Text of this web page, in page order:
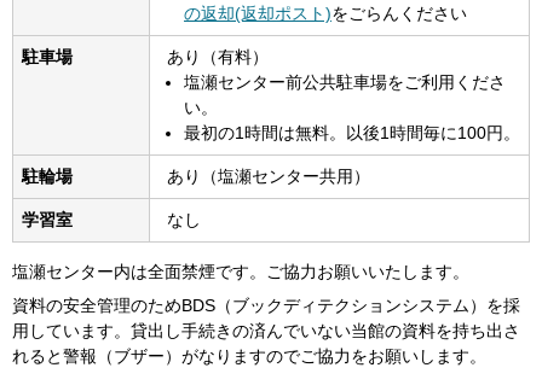
の返却(返却ポスト)をごらんください
駐車場
あり（有料）
塩瀬センター前公共駐車場をご利用くださ
い。
最初の1時間は無料。以後1時間毎に100円。
駐輪場 あり（塩瀬センター共用）
学習室 なし
塩瀬センター内は全面禁煙です。ご協力お願いいたします。
資料の安全管理のためBDS（ブックディテクションシステム）を採
用しています。貸出し手続きの済んでいない当館の資料を持ち出さ
れると警報（ブザー）がなりますのでご協力をお願いします。